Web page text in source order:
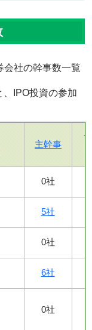
会社の幹事数一覧
IPO投資の参加
主幹事
0社
5社
0社
6社
0社